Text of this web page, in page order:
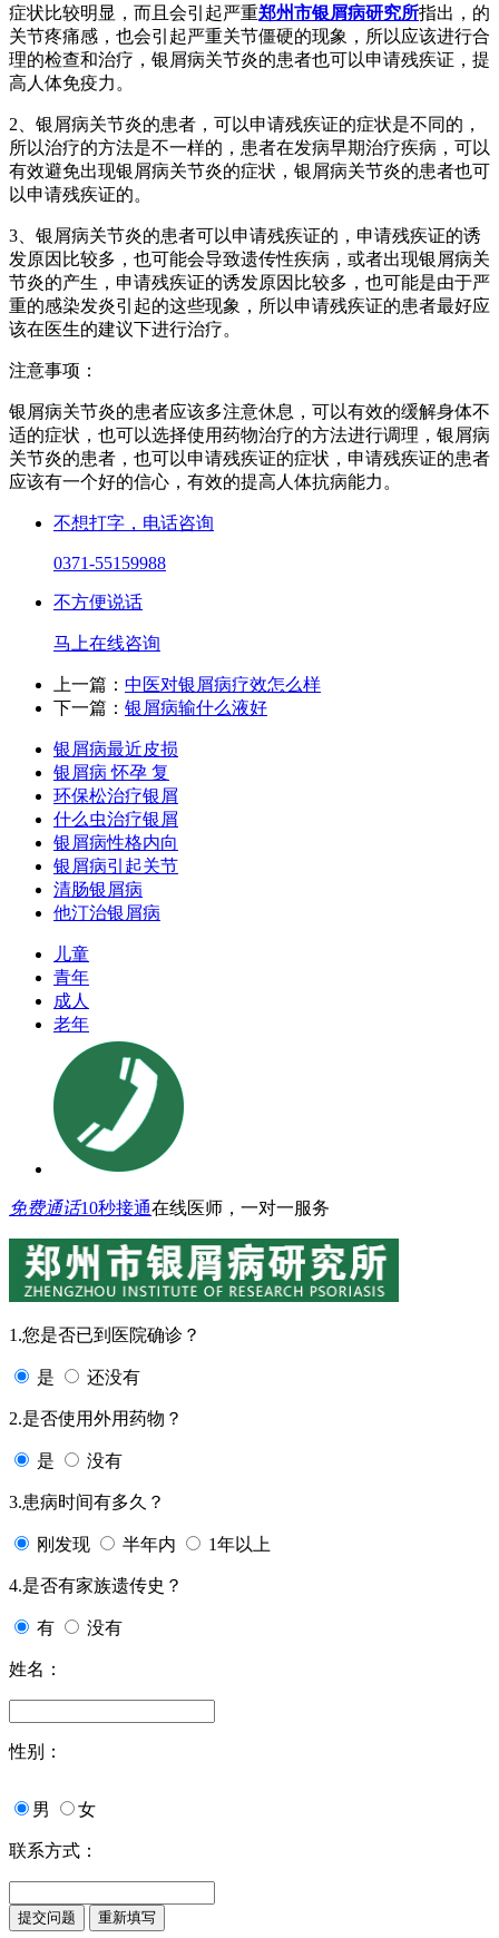
症状比较明显，而且会引起严重郑州市银屑病研究所指出，的
关节疼痛感，也会引起严重关节僵硬的现象，所以应该进行合
理的检查和治疗，银屑病关节炎的患者也可以申请残疾证，提
高人体免疫力。
2、银屑病关节炎的患者，可以申请残疾证的症状是不同的，
所以治疗的方法是不一样的，患者在发病早期治疗疾病，可以
有效避免出现银屑病关节炎的症状，银屑病关节炎的患者也可
以申请残疾证的。
3、银屑病关节炎的患者可以申请残疾证的，申请残疾证的诱
发原因比较多，也可能会导致遗传性疾病，或者出现银屑病关
节炎的产生，申请残疾证的诱发原因比较多，也可能是由于严
重的感染发炎引起的这些现象，所以申请残疾证的患者最好应
该在医生的建议下进行治疗。
注意事项：
银屑病关节炎的患者应该多注意休息，可以有效的缓解身体不
适的症状，也可以选择使用药物治疗的方法进行调理，银屑病
关节炎的患者，也可以申请残疾证的症状，申请残疾证的患者
应该有一个好的信心，有效的提高人体抗病能力。
不想打字，电话咨询
0371-55159988
不方便说话
马上在线咨询
上一篇： 中医对银屑病疗效怎么样
下一篇： 银屑病输什么液好
银屑病最近皮损
银屑病 怀孕 复
环保松治疗银屑
什么虫治疗银屑
银屑病性格内向
银屑病引起关节
清肠银屑病
他汀治银屑病
儿童
青年
成人
老年
免费通话10秒接通在线医师，一对一服务
1.您是否已到医院确诊？
是 还没有
2.是否使用外用药物？
是 没有
3.患病时间有多久？
刚发现 半年内 1年以上
4.是否有家族遗传史？
有 没有
姓名：
性别：
男 女
联系方式：